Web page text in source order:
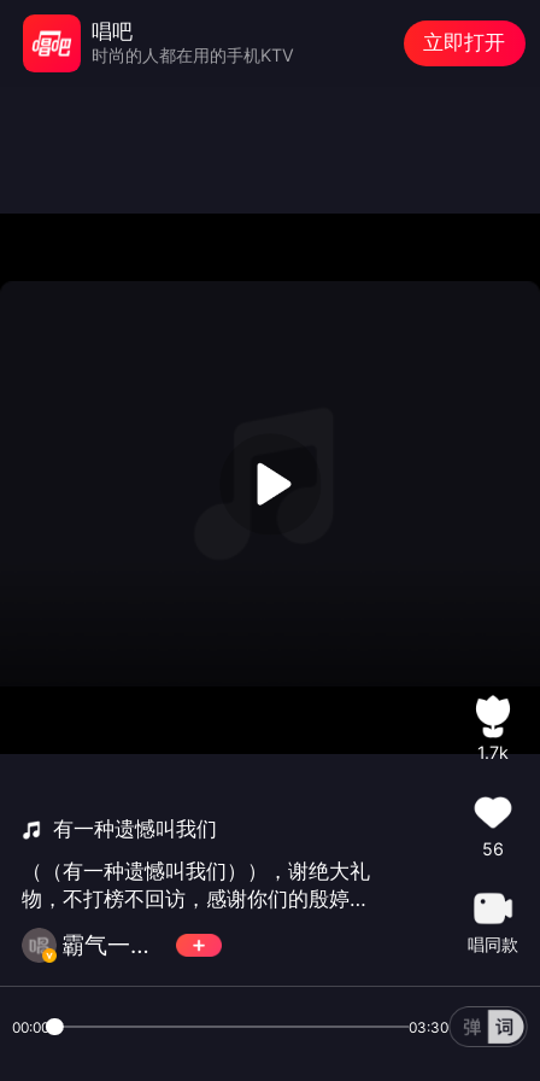
有一种遗憾叫我们
（（有一种遗憾叫我们）），谢绝大礼
物，不打榜不回访，感谢你们的殷婷支
持🌷🌷🌷🌷🌷🌷🌷🌷🌷🌷🌷🌷🌷🌷🌷🌷
🌷🌷
霸气一风儿减币中
1.7k
56
唱同款
00:00 03:30
唱吧
时尚的人都在用的手机KTV
立即打开